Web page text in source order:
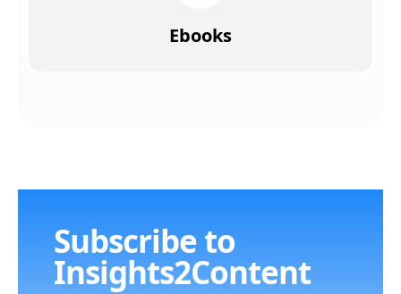
Ebooks
Subscribe to
Insights2Content